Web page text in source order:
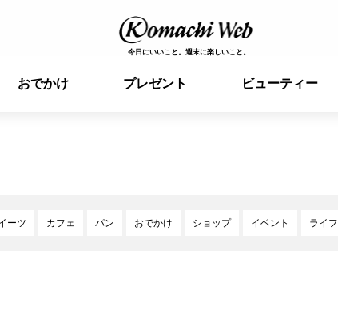
今日にいいこと。週末に楽しいこと。
おでかけ プレゼント ビューティー
ーツ カフェ パン おでかけ ショップ イベント ライフ